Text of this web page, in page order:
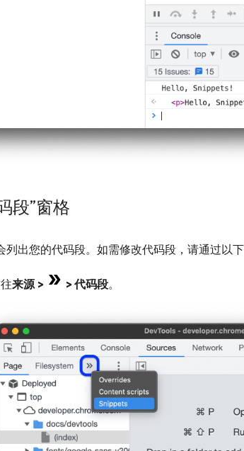
段”窗格
列出您的代码段。如需修改代码段，请通过以
来源 > >代码段。